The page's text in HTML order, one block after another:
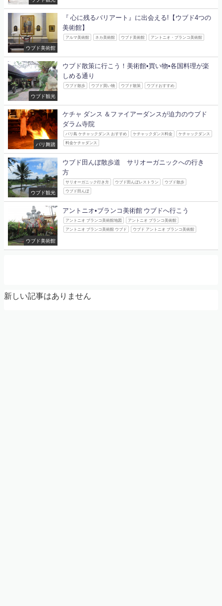
ウブド美術館
『 心に残るバリアート』に出会える!【ウブド4つの
美術館】
アルマ美術館 ネカ美術館 ウブド美術館 アントニオ・ブランコ美術館
ウブド観光
ウブド散策に行こう！美術館•買い物•各国料理が楽
しめる通り
ウブド散歩 ウブド買い物 ウブド散策 ウブドおすすめ
バリ舞踏
ケチャ ダンス ＆ファイアーダンスが迫力のウブド
ダラム寺院
バリ島 ケチャックダンス おすすめ ケチャックダンス料金 ケチャックダンス
料金ケチャダンス
ウブド観光
ウブド田んぼ散歩道 サリオーガニックへの行き
方
サリオーガニック行き方 ウブド田んぼレストラン ウブド散歩
ウブド田んぼ
ウブド美術館
アントニオ•ブランコ美術館 ウブドへ行こう
アントニオ ブランコ美術館地図 アントニオ ブランコ美術館
アントニオ ブランコ美術館 ウブド ウブド アントニオ ブランコ美術館
新しい記事はありません